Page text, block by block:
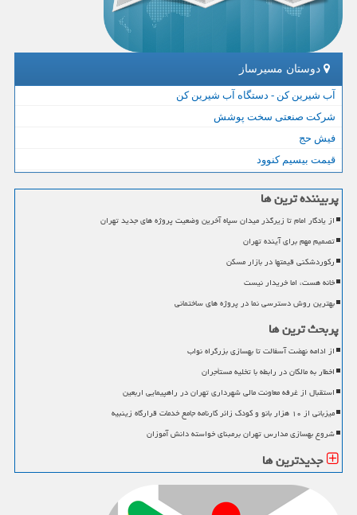
دوستان مسیرساز
آب شیرین کن - دستگاه آب شیرین کن
شرکت صنعتی سخت پوشش
فیش حج
قیمت بیسیم کنوود
پربیننده ترین ها
از یادگار امام تا زیرگذر میدان سپاه آخرین وضعیت پروژه های جدید تهران
تصمیم مهم برای آینده تهران
رکوردشکنی قیمتها در بازار مسکن
خانه هست، اما خریدار نیست
بهترین روش دسترسی نما در پروژه های ساختمانی
پربحث ترین ها
از ادامه نهضت آسفالت تا بهسازی بزرگراه نواب
اخطار به مالکان در رابطه با تخلیه مستأجران
استقبال از غرفه معاونت مالی شهرداری تهران در راهپیمایی اربعین
میزبانی از ۱۰ هزار بانو و کودک زائر کارنامه جامع خدمات قرارگاه زینبیه
شروع بهسازی مدارس تهران برمبنای خواسته دانش آموزان
جدیدترین ها